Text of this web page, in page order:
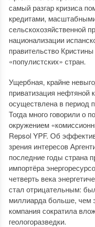
самый разгар кризиса
кредитами,
сельскохозяйственной
национализации
правительство
«популистских» стран.
Ущербная, крайне
приватизация
осуществлена в период
Тогда много говорили о
окружением
Repsol YPF. Об
зрения интересов
последние годы страна
импортёра
четверть века
стал отрицательным:
миллиарда больше, чем
компания сократила
геологоразведки.